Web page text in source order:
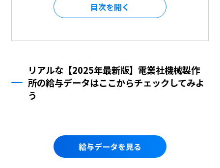
目次を
リアルな【2025年最新版】電業社機械製作
所の給与データはここからチェックしてみよ
う
給与データを見る